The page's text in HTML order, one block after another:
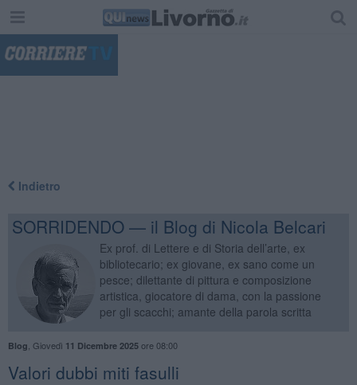
Indietro
SORRIDENDO — il Blog di Nicola Belcari
Ex prof. di Lettere e di Storia dell’arte, ex
bibliotecario; ex giovane, ex sano come un
pesce; dilettante di pittura e composizione
artistica, giocatore di dama, con la passione
per gli scacchi; amante della parola scritta
Blog Giovedì 11 Dicembre 2025ore 08:00
Valori dubbi miti fasulli